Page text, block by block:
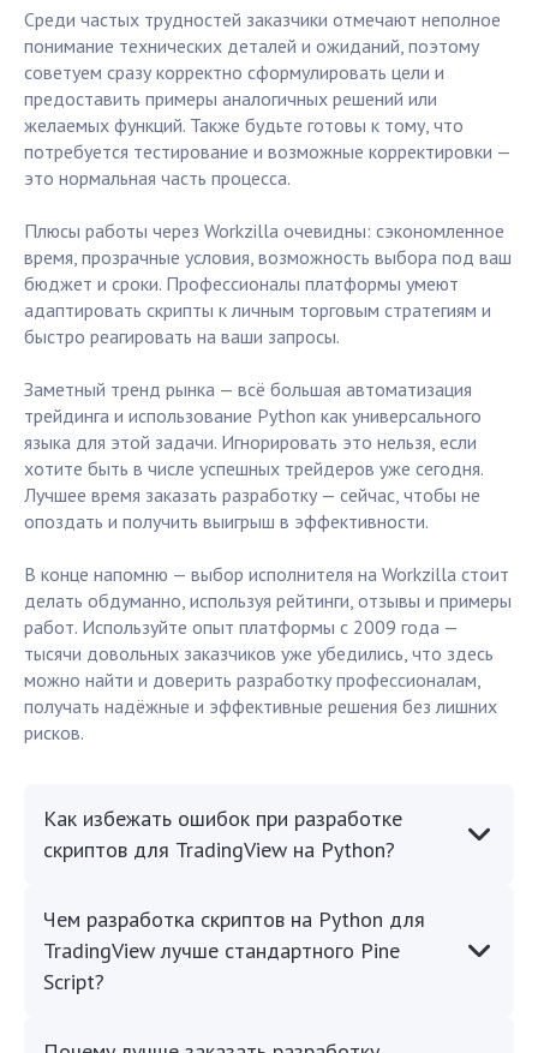
Среди частых трудностей заказчики отмечают неполное
понимание технических деталей и ожиданий, поэтому
советуем сразу корректно сформулировать цели и
предоставить примеры аналогичных решений или
желаемых функций. Также будьте готовы к тому, что
потребуется тестирование и возможные корректировки —
это нормальная часть процесса.
Плюсы работы через Workzilla очевидны: сэкономленное
время, прозрачные условия, возможность выбора под ваш
бюджет и сроки. Профессионалы платформы умеют
адаптировать скрипты к личным торговым стратегиям и
быстро реагировать на ваши запросы.
Заметный тренд рынка — всё большая автоматизация
трейдинга и использование Python как универсального
языка для этой задачи. Игнорировать это нельзя, если
хотите быть в числе успешных трейдеров уже сегодня.
Лучшее время заказать разработку — сейчас, чтобы не
опоздать и получить выигрыш в эффективности.
В конце напомню — выбор исполнителя на Workzilla стоит
делать обдуманно, используя рейтинги, отзывы и примеры
работ. Используйте опыт платформы с 2009 года —
тысячи довольных заказчиков уже убедились, что здесь
можно найти и доверить разработку профессионалам,
получать надёжные и эффективные решения без лишних
рисков.
Как избежать ошибок при разработке
скриптов для TradingView на Python?
Чем разработка скриптов на Python для
TradingView лучше стандартного Pine
Script?